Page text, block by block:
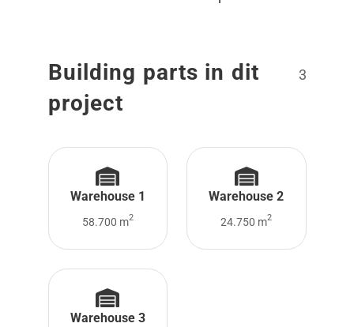
Building parts in dit
project
3
Warehouse 1
58.700 m2
Warehouse 2
24.750 m2
Warehouse 3